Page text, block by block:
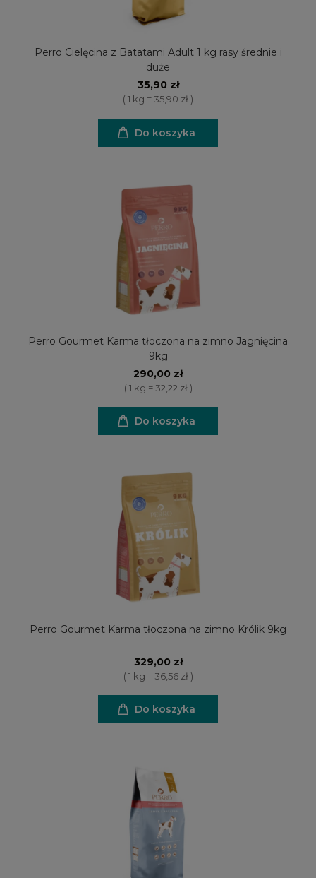
Perro Cielęcina z Batatami Adult 1 kg rasy średnie i
duże
35,90 zł
( 1 kg = 35,90 zł )
Do koszyka
Perro Gourmet Karma tłoczona na zimno Jagnięcina
9kg
290,00 zł
( 1 kg = 32,22 zł )
Do koszyka
Perro Gourmet Karma tłoczona na zimno Królik 9kg
329,00 zł
( 1 kg = 36,56 zł )
Do koszyka